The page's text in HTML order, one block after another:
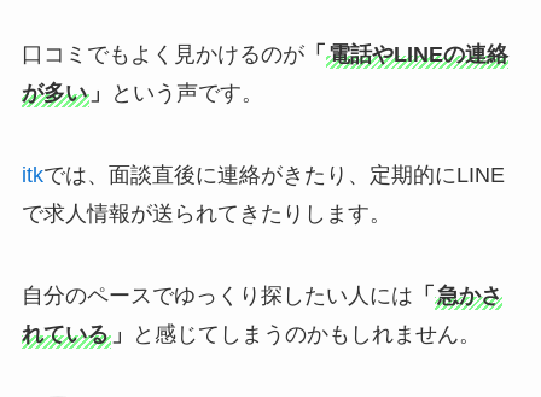
口コミでもよく見かけるのが「 電話やLINEの連絡
が多い」 という声です。
itkでは、面談直後に連絡がきたり、定期的にLINE
で求人情報が送られてきたりします。
自分のペースでゆっくり探したい人には 「 急かさ
れている」 と感じてしまうのかもしれません。